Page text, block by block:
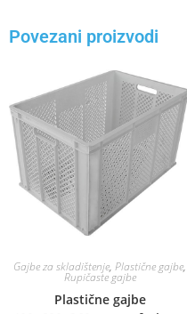
Povezani proizvodi
Gajbe za skladištenje, Plastične gajbe,
Rupičaste gajbe
Plastične gajbe